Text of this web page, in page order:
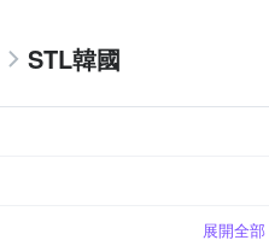
STL韓國
展開全部